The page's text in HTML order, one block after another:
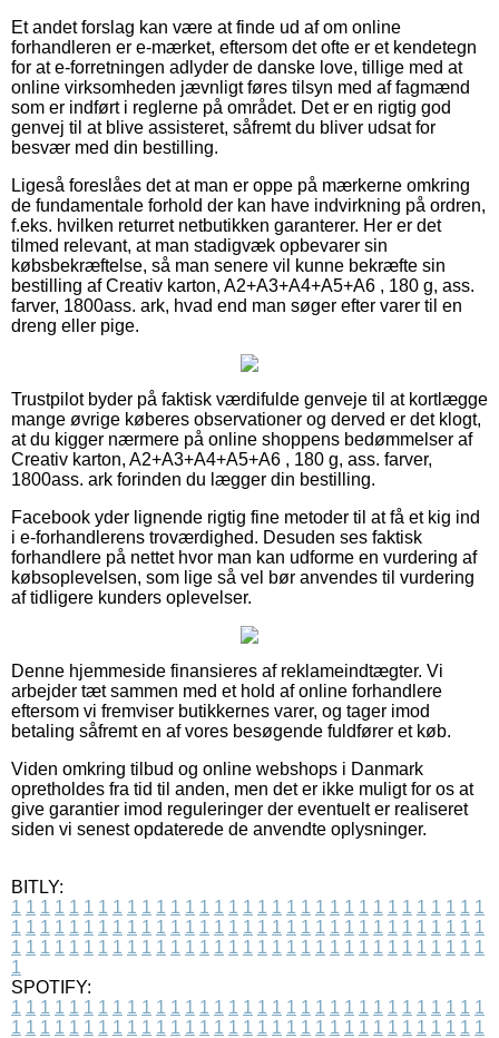
Et andet forslag kan være at finde ud af om online
forhandleren er e-mærket, eftersom det ofte er et kendetegn
for at e-forretningen adlyder de danske love, tillige med at
online virksomheden jævnligt føres tilsyn med af fagmænd
som er indført i reglerne på området. Det er en rigtig god
genvej til at blive assisteret, såfremt du bliver udsat for
besvær med din bestilling.
Ligeså foreslåes det at man er oppe på mærkerne omkring
de fundamentale forhold der kan have indvirkning på ordren,
f.eks. hvilken returret netbutikken garanterer. Her er det
tilmed relevant, at man stadigvæk opbevarer sin
købsbekræftelse, så man senere vil kunne bekræfte sin
bestilling af Creativ karton, A2+A3+A4+A5+A6 , 180 g, ass.
farver, 1800ass. ark, hvad end man søger efter varer til en
dreng eller pige.
Trustpilot byder på faktisk værdifulde genveje til at kortlægge
mange øvrige køberes observationer og derved er det klogt,
at du kigger nærmere på online shoppens bedømmelser af
Creativ karton, A2+A3+A4+A5+A6 , 180 g, ass. farver,
1800ass. ark forinden du lægger din bestilling.
Facebook yder lignende rigtig fine metoder til at få et kig ind
i e-forhandlerens troværdighed. Desuden ses faktisk
forhandlere på nettet hvor man kan udforme en vurdering af
købsoplevelsen, som lige så vel bør anvendes til vurdering
af tidligere kunders oplevelser.
Denne hjemmeside finansieres af reklameindtægter. Vi
arbejder tæt sammen med et hold af online forhandlere
eftersom vi fremviser butikkernes varer, og tager imod
betaling såfremt en af vores besøgende fuldfører et køb.
Viden omkring tilbud og online webshops i Danmark
opretholdes fra tid til anden, men det er ikke muligt for os at
give garantier imod reguleringer der eventuelt er realiseret
siden vi senest opdaterede de anvendte oplysninger.
BITLY:
1 1 1 1 1 1 1 1 1 1 1 1 1 1 1 1 1 1 1 1 1 1 1 1 1 1 1 1 1 1 1 1 1
1 1 1 1 1 1 1 1 1 1 1 1 1 1 1 1 1 1 1 1 1 1 1 1 1 1 1 1 1 1 1 1 1
1 1 1 1 1 1 1 1 1 1 1 1 1 1 1 1 1 1 1 1 1 1 1 1 1 1 1 1 1 1 1 1 1
1
SPOTIFY:
1 1 1 1 1 1 1 1 1 1 1 1 1 1 1 1 1 1 1 1 1 1 1 1 1 1 1 1 1 1 1 1 1
1 1 1 1 1 1 1 1 1 1 1 1 1 1 1 1 1 1 1 1 1 1 1 1 1 1 1 1 1 1 1 1 1